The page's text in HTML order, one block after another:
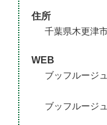
住所
千葉県木更津
WEB
ブッフルージ
ブッフルージ